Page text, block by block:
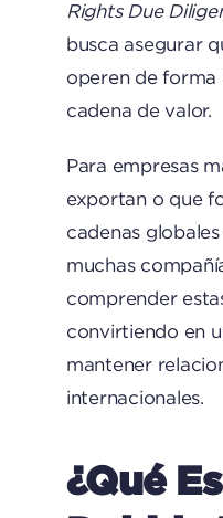
Rights Due
busca asegurar
operen de forma
cadena de valor.
Para empresas
exportan o que
cadenas
muchas
comprender
convirtiendo en
mantener
internacionales.
¿Qué